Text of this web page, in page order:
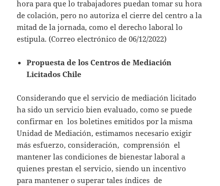
hora para que lo trabajadores puedan tomar su hora
de colación, pero no autoriza el cierre del centro a la
mitad de la jornada, como el derecho laboral lo
estipula. (Correo electrónico de 06/12/2022)
Propuesta de los Centros de Mediación
Licitados Chile
Considerando que el servicio de mediación licitado
ha sido un servicio bien evaluado, como se puede
confirmar en los boletines emitidos por la misma
Unidad de Mediación, estimamos necesario exigir
más esfuerzo, consideración, comprensión el
mantener las condiciones de bienestar laboral a
quienes prestan el servicio, siendo un incentivo
para mantener o superar tales índices de